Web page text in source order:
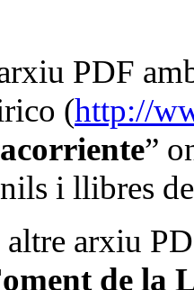
PDF
(http://
”
i llibres
arxiu
de la